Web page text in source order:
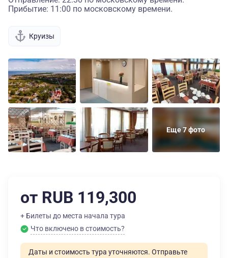
Прибытие: 11:00 по московскому времени.
Круизы
Еще 7 фото
от RUB 119,300
+ Билеты до места начала тура
Что включено в стоимость?
Даты и стоимость тура уточняются. Отправьте